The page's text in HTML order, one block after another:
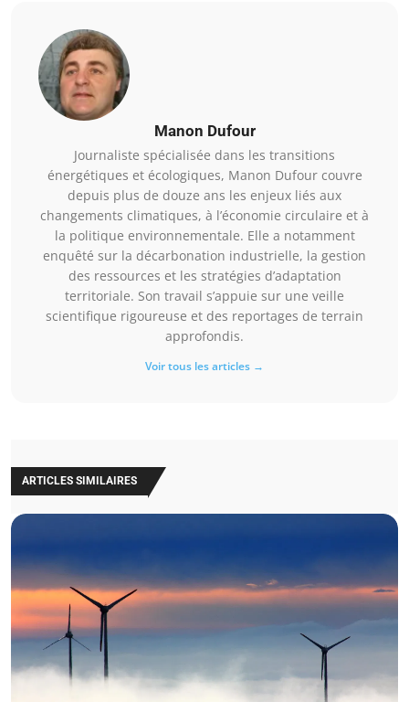
Manon Dufour
Journaliste spécialisée dans les transitions
énergétiques et écologiques, Manon Dufour couvre
depuis plus de douze ans les enjeux liés aux
changements climatiques, à l’économie circulaire et à
la politique environnementale. Elle a notamment
enquêté sur la décarbonation industrielle, la gestion
des ressources et les stratégies d’adaptation
territoriale. Son travail s’appuie sur une veille
scientifique rigoureuse et des reportages de terrain
approfondis.
Voir tous les articles →
ARTICLES SIMILAIRES